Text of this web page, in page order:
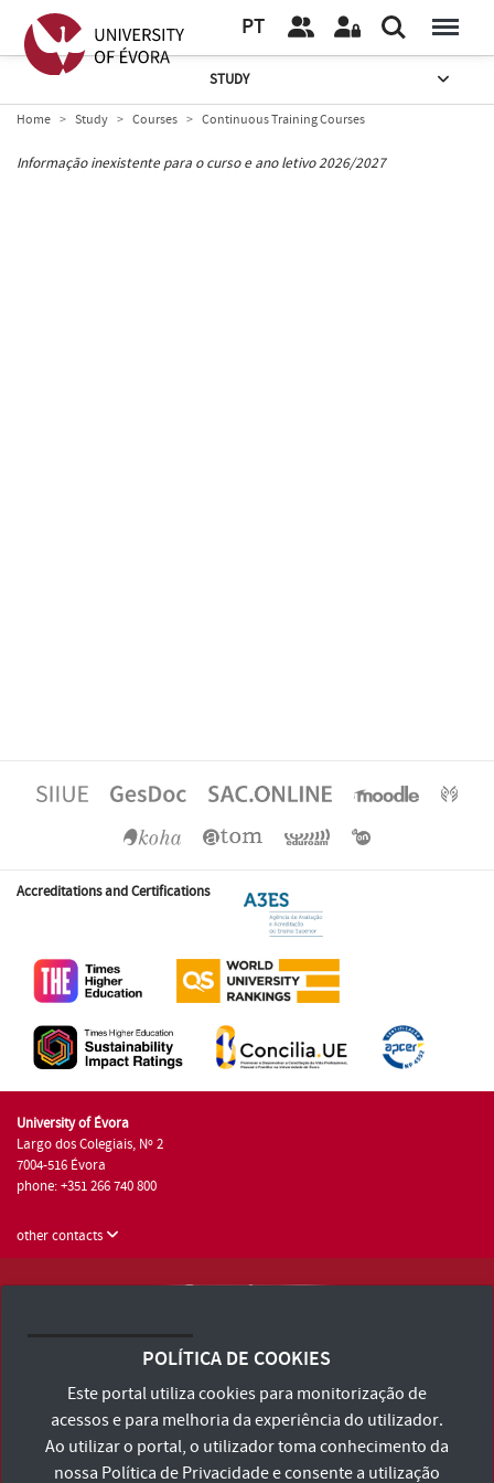
PT
STUDY
Home Study Courses Continuous Training Courses
Informação inexistente para o curso e ano letivo 2026/2027
Accreditations and Certifications
University of Évora
Largo dos Colegiais, Nº 2
7004-516 Évora
phone: +351 266 740 800
other contacts
Terms and Conditions and Privacy Policy
Accessibility Statement
POLÍTICA DE COOKIES
Este portal utiliza cookies para monitorização de
acessos e para melhoria da experiência do utilizador.
Ao utilizar o portal, o utilizador toma conhecimento da
nossa Política de Privacidadee consente a utilização